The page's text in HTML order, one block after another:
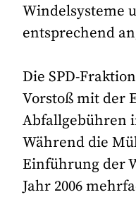
Windelsysteme
entsprechend
Die SPD-
Vorstoß mit der
Abfallgebühren
Während die
Einführung der
Jahr 2006